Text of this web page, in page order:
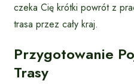
czeka Cię krótki powrót z
trasa przez cały kraj.
Przygotowanie
Trasy